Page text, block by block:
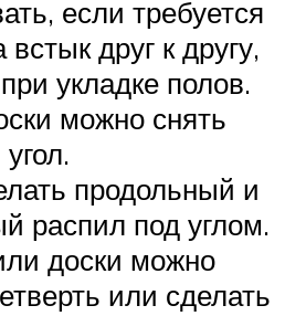
если требуется
встык друг к другу,
укладке полов.
можно снять
продольный и
распил под углом.
доски можно
или сделать